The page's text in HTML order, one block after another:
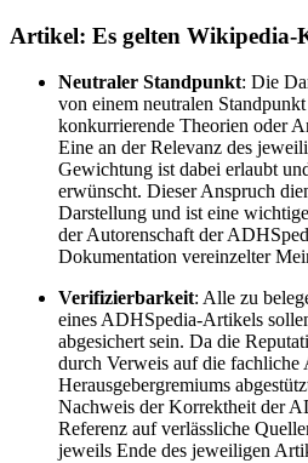
Artikel: Es gelten Wikipedia-
Neutraler Standpunkt: Die
von einem neutralen
konkurrierende Theorien oder
Eine an der Relevanz des
Gewichtung ist dabei erlaubt
erwünscht. Dieser Anspruch
Darstellung und ist eine
der Autorenschaft der
Dokumentation vereinzelter
Verifizierbarkeit: Alle zu
eines ADHSpedia-Artikels
abgesichert sein. Da die
durch Verweis auf die fachliche
Herausgebergremiums
Nachweis der Korrektheit der
Referenz auf verlässliche
jeweils Ende des jeweiligen